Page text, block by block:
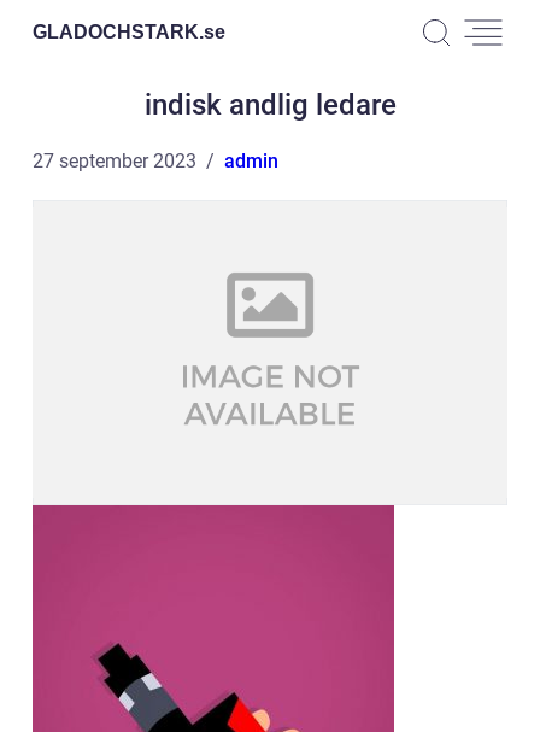
GLADOCHSTARK.se
indisk andlig ledare
27 september 2023 admin